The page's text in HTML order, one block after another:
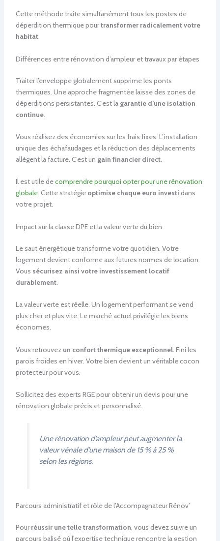
Cette méthode traite simultanément tous les postes de
déperdition thermique pourtransformer radicalement votre
habitat.
Différences entre rénovation d’ampleur et travaux par étapes
Traiter l’enveloppe globalement supprime les ponts
thermiques. Une approche fragmentée laisse des zones de
déperditions persistantes. C’est la garantie d’une isolation
continue.
Vous réalisez des économies sur les frais fixes. L’installation
unique des échafaudages et la réduction des déplacements
allègent la facture. C’est un gain financier direct.
Il est utile decomprendre pourquoi opter pour une rénovation
globale. Cette stratégie optimise chaque euro investi dans
votre projet.
Impact sur la classe DPE et la valeur verte du bien
Le saut énergétique transforme votre quotidien. Votre
logement devient conforme aux futures normes de location.
Vous sécurisez ainsi votre investissement locatif
durablement.
La valeur verte est réelle. Un logement performant se vend
plus cher et plus vite. Le marché actuel privilégie les biens
économes.
Vous retrouvez un confort thermique exceptionnel. Fini les
parois froides en hiver. Votre bien devient un véritable cocon
protecteur pour vous.
Sollicitez des experts RGE pour obtenir un devis pour une
rénovation globale précis et personnalisé.
Une rénovation d’ampleur peut augmenter la
valeur vénale d’une maison de 15 % à 25 %
selon les régions.
Parcours administratif et rôle de l’Accompagnateur Rénov’
Pour réussir une telle transformation, vous devez suivre un
parcours balisé où l’expertise technique rencontre la gestion